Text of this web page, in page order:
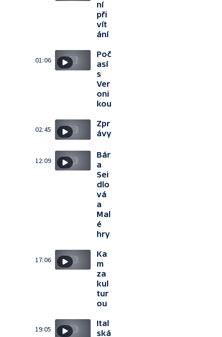
ní
při
vít
ání
01:06
Poč
así
s
Ver
oni
kou
02:45
Zpr
ávy
12:09
Bár
a
Sei
dlo
vá
a
Mal
é
hry
17:06
Ka
m
za
kul
tur
ou
19:05
Ital
ská